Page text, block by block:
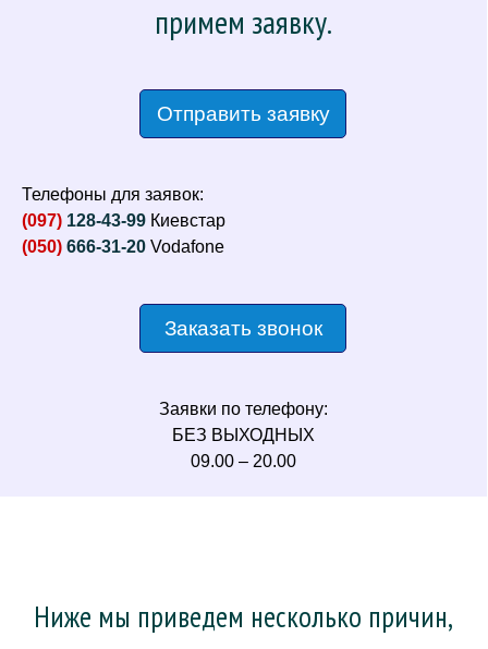
примем заявку.
Отправить заявку
Телефоны для заявок:
(097) 128-43-99 Киевстар
(050) 666-31-20 Vodafone
Заказать звонок
Заявки по телефону:
БЕЗ ВЫХОДНЫХ
09.00 – 20.00
Ниже мы приведем несколько причин,